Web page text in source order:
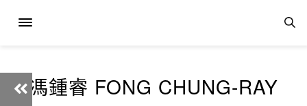
馮鍾睿 FONG CHUNG-RAY